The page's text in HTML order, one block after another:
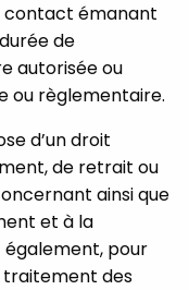
contact émanant
de
autorisée ou
ou règlementaire.
d’un droit
de retrait ou
ainsi que
et à la
également, pour
traitement des